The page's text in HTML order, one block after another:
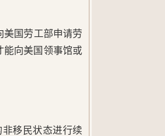
美国劳工部申请劳
能向美国领事馆或
移民状态进行续